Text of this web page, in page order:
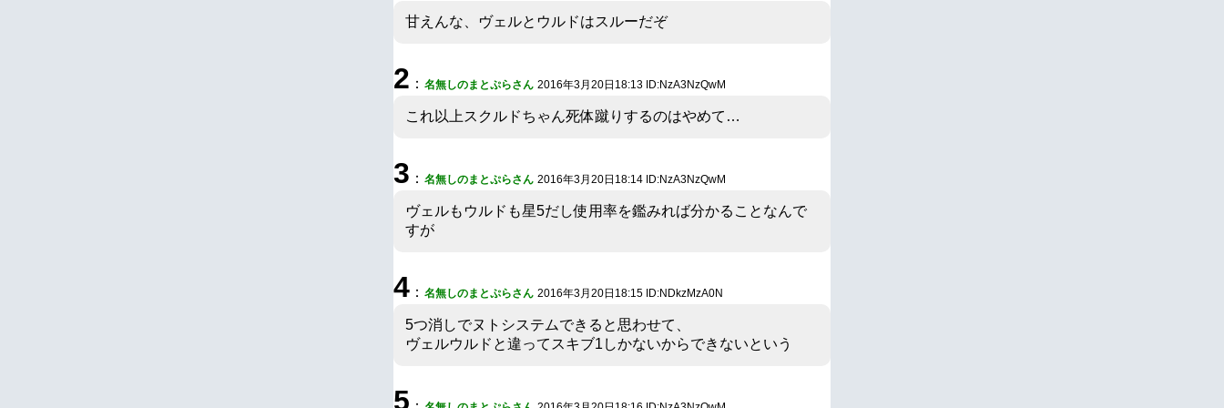
甘えんな、ヴェルとウルドはスルーだぞ
2 ： 名無しのまとぷらさん 2016年3月20日18:13 ID:NzA3NzQwM
これ以上スクルドちゃん死体蹴りするのはやめて…
3 ： 名無しのまとぷらさん 2016年3月20日18:14 ID:NzA3NzQwM
ヴェルもウルドも星5だし使用率を鑑みれば分かることなんで
すが
4 ： 名無しのまとぷらさん 2016年3月20日18:15 ID:NDkzMzA0N
5つ消しでヌトシステムできると思わせて、
ヴェルウルドと違ってスキブ1しかないからできないという
5